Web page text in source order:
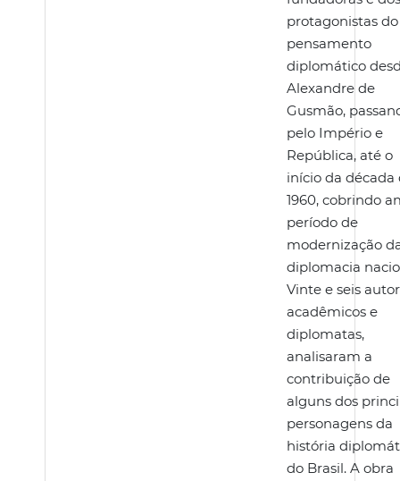
protagonistas do
pensamento
diplomático
Alexandre de
Gusmão,
pelo Império e
República, até o
início da década
1960, cobrindo
período de
modernização
diplomacia
Vinte e seis
acadêmicos e
diplomatas,
analisaram a
contribuição de
alguns dos
personagens da
história
do Brasil. A obra